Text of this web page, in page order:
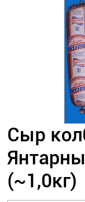
Сыр
(~1,0кг)